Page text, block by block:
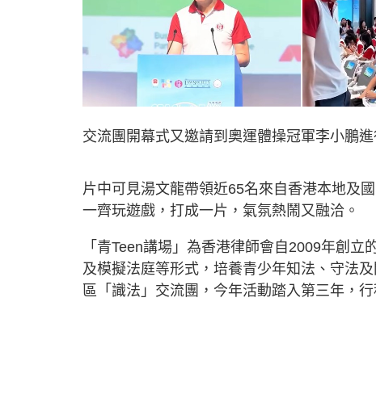
交流團開幕式又邀請到奧運體操冠軍李小鵬
片中可見湯文龍帶領近65名來自香港本地及
一齊玩遊戲，打成一片，氣氛熱鬧又融洽。
「青Teen講場」為香港律師會自2009年創
及模擬法庭等形式，培養青少年知法、守法
區「識法」交流團，今年活動踏入第三年，行